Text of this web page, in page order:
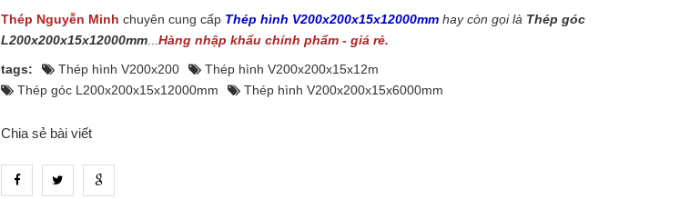
Thép Nguyễn Minh chuyên cung cấp Thép hình V200x200x15x12000mm hay còn gọi là Thép góc
L200x200x15x12000mm...Hàng nhập khẩu chính phẩm - giá rẻ.
tags: Thép hình V200x200
Thép hình V200x200x15x12m
Thép góc L200x200x15x12000mm
Thép hình V200x200x15x6000mm
Chia sẻ bài viết